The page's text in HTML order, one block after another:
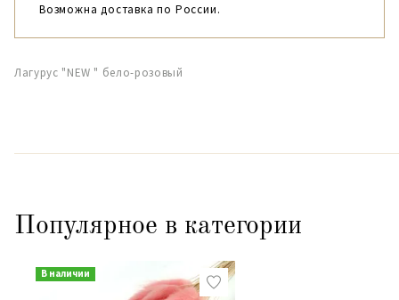
Возможна доставка по России.
Лагурус "NEW " бело-розовый
Популярное в категории
В наличии